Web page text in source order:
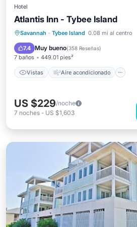
Hotel
Atlantis Inn - Tybee Island
Savannah · Tybee Island 0.08 mi al centro
7.4 Muy bueno(358 Reseñas)
7 baños 449.01 pies²
Vistas Aire acondicionado
Vistas Aire acondicionado
Se admiten mascotas
US $229/noche
7 noches - US $1,603